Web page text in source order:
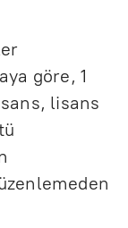
göre, 1
lisans